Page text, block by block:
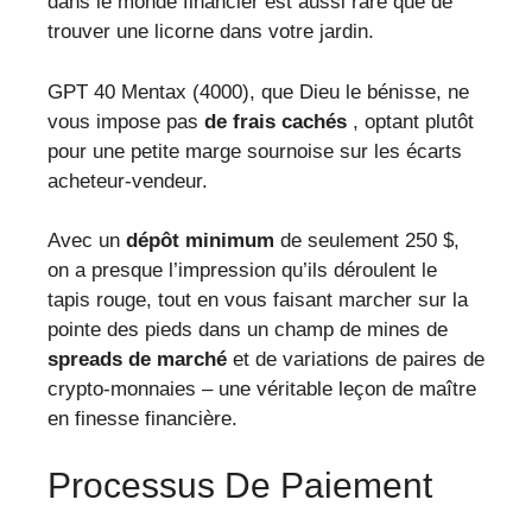
trouver une licorne dans votre jardin.
GPT 40 Mentax (4000), que Dieu le bénisse, ne
vous impose pas de frais cachés , optant plutôt
pour une petite marge sournoise sur les écarts
acheteur-vendeur.
Avec un dépôt minimum de seulement 250 $,
on a presque l’impression qu’ils déroulent le
tapis rouge, tout en vous faisant marcher sur la
pointe des pieds dans un champ de mines de
spreads de marché et de variations de paires de
crypto-monnaies – une véritable leçon de maître
en finesse financière.
Processus De Paiement